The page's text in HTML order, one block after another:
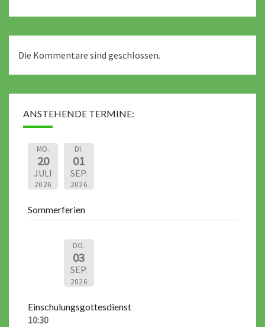
Die Kommentare sind geschlossen.
ANSTEHENDE TERMINE:
MO.
20
JULI
2026
DI.
01
SEP.
2026
Sommerferien
DO.
03
SEP.
2026
Einschulungsgottesdienst
10:30